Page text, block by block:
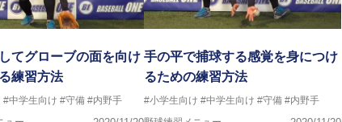
てグローブの面を向け
練習方法
#中学生向け #守備 #内野手
手の平で捕球する感覚を身につけ
るための練習方法
#小学生向け #中学生向け #守備 #内野手